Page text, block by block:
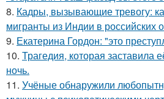
8. Кадры, вызывающие тревогу:
мигранты из Индии в российских
9. Екатерина Гордон: "это
10. Трагедия, которая заставила
ночь.
11. Учёные обнаружили